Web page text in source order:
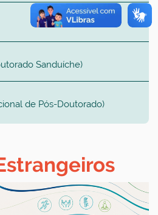
Sanduíche)
de Pós-Doutorado)